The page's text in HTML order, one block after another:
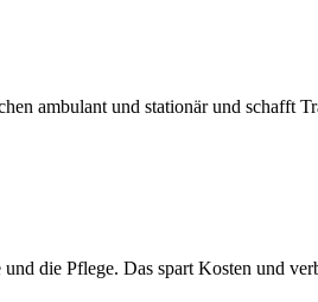
ambulant und stationär und schafft
die Pflege. Das spart Kosten und